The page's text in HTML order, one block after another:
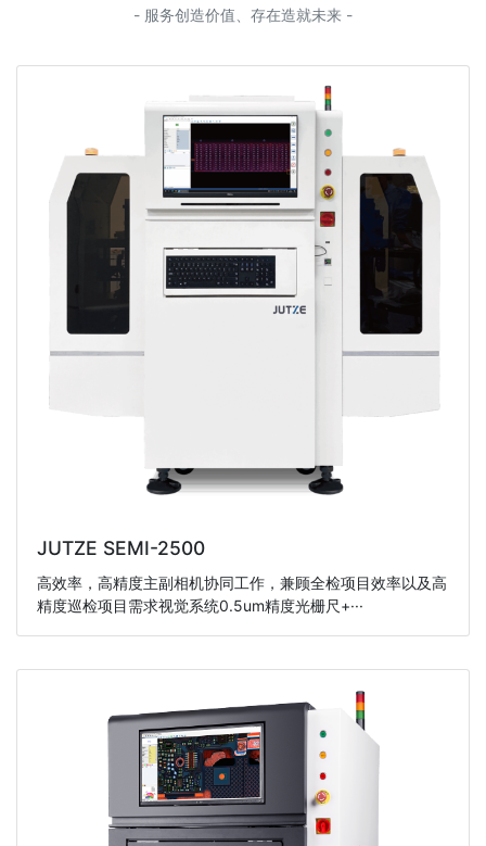
- 服务创造价值、存在造就未来 -
JUTZE SEMI-2500
高效率，高精度主副相机协同工作，兼顾全检项目效率以及高
精度巡检项目需求视觉系统0.5um精度光栅尺+···